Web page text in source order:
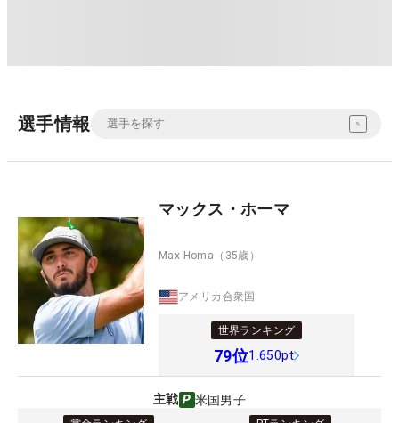
選手情報
マックス・ホーマ
Max Homa （35歳）
アメリカ合衆国
世界ランキング
79位1.650pt
主戦 米国男子